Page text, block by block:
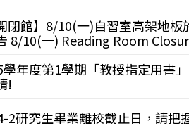
閉館】8/10(一)自習室高架地
8/10(一) Reading Room
學年度第1學期「教授指定用書
!
2研究生畢業離校截止日，請把